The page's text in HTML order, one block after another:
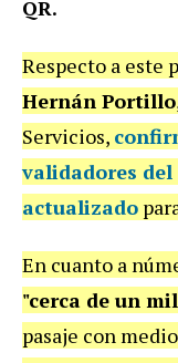
QR.
Respecto a este
Hernán Portillo
Servicios,
validadores del
actualizado
En cuanto a
"cerca de un
pasaje con